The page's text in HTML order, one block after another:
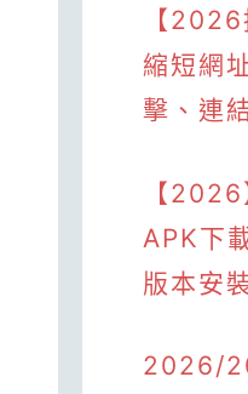
【
縮短網
擊、連
【
APK下
版本安
2026/